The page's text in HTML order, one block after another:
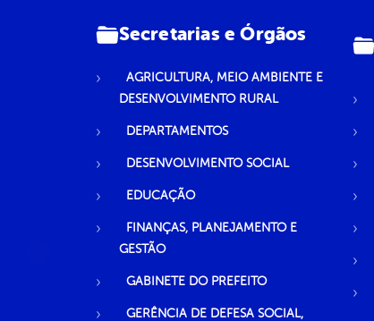
Secretarias e Órgãos
AGRICULTURA, MEIO AMBIENTE E
DESENVOLVIMENTO RURAL
DEPARTAMENTOS
DESENVOLVIMENTO SOCIAL
EDUCAÇÃO
FINANÇAS, PLANEJAMENTO E
GESTÃO
GABINETE DO PREFEITO
GERÊNCIA DE DEFESA SOCIAL,